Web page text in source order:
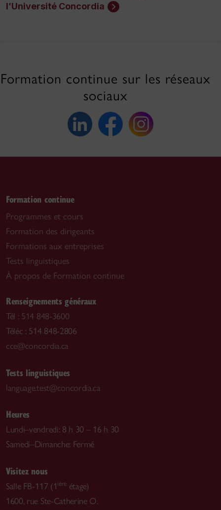
l’Université Concordia
Formation continue sur les réseaux
sociaux
Formation continue
Programmes et cours
Formation des dirigeants
Formations aux entreprises
Tests linguistiques
À propos de Formation continue
Renseignements généraux
Tél : 514 848-3600
Téléc : 514 848-2806
cce@concordia.ca
Tests linguistiques
language.test@concordia.ca
Heures
Lundi–vendredi: 8 h 30 – 16 h 30
Samedi–Dimanche: Fermé
Visitez nous
Salle FB-117 (1ière étage)
1600, rue Ste-Catherine O.